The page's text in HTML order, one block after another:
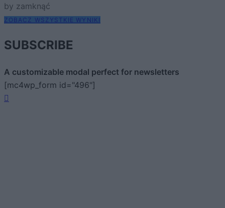
by zamknąć
ZOBACZ WSZYSTKIE WYNIKI
SUBSCRIBE
A customizable modal perfect for newsletters
[mc4wp_form id="496"]